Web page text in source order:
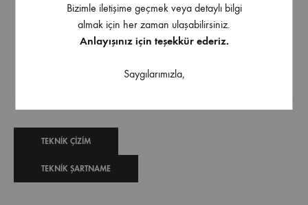
yönde modül kapağı çalışabilmesi imkan verir.
9 farklı modül genişliğine uygun sepetler Krom ve
TEKNIK ÇIZIM
TEKNIK ŞARTNAME
Bizimle iletişime geçmek veya detaylı bilgi
almak için her zaman ulaşabilirsiniz.
Anlayışınız için teşekkür ederiz.
Saygılarımızla,